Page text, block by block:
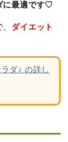
に最適です♡
ダイエット
ダ♪ の詳し